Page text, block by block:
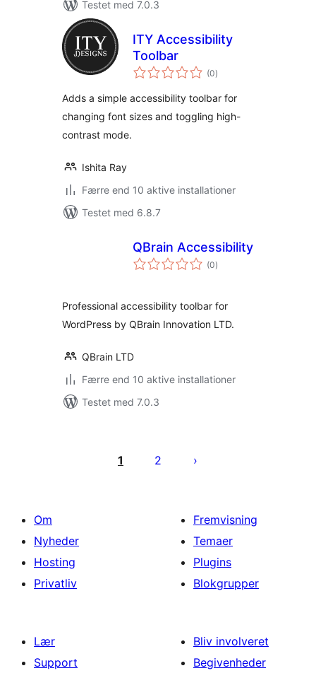
Testet med 7.0.3
ITY Accessibility
Toolbar
(0totale
bedømmelser
)
Adds a simple accessibility toolbar for
changing font sizes and toggling high-
contrast mode.
Ishita Ray
Færre end 10 aktive installationer
Testet med 6.8.7
QBrain Accessibility
(0totale
bedømmelser
)
Professional accessibility toolbar for
WordPress by QBrain Innovation LTD.
QBrain LTD
Færre end 10 aktive installationer
Testet med 7.0.3
1 2
Om
Nyheder
Hosting
Privatliv
Fremvisning
Temaer
Plugins
Blokgrupper
Lær
Support
Bliv involveret
Begivenheder